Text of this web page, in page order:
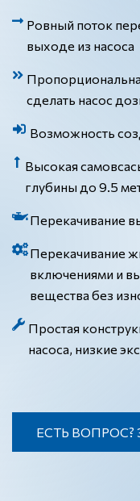
Ровный поток
выходе из насоса
сделать насос
Возможность
Высокая
глубины до 9.5
Перекачивание
Перекачивание
включениями и
вещества без
Простая
насоса, низкие
ЕСТЬ ВОПРОС?